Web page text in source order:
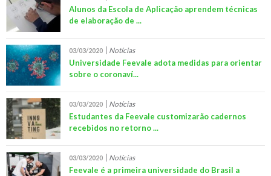
Alunos da Escola de Aplicação aprendem técnicas
de elaboração de ...
03/03/2020 Notícias
Universidade Feevale adota medidas para orientar
sobre o coronaví...
03/03/2020 Notícias
Estudantes da Feevale customizarão cadernos
recebidos no retorno ...
03/03/2020 Notícias
Feevale é a primeira universidade do Brasil a